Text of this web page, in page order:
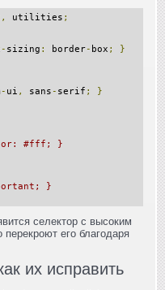
, utilities ;
- sizing : border- box ;
}
- ui , sans - serif ;
}
#fff; }
}
селектор с высоким
его благодаря
их исправить